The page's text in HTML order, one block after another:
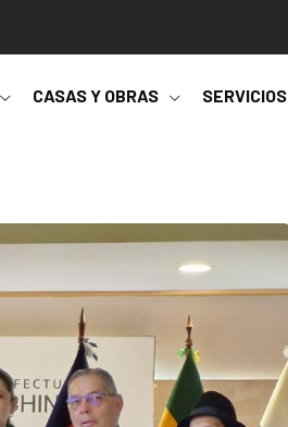
CASAS Y OBRAS SERVICIOS